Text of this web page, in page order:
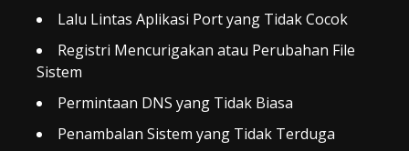
Lalu Lintas Aplikasi Port yang Tidak Cocok
Registri Mencurigakan atau Perubahan File
Sistem
Permintaan DNS yang Tidak Biasa
Penambalan Sistem yang Tidak Terduga